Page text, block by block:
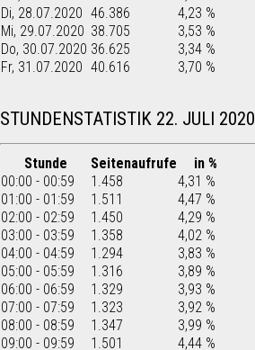
Di, 28.07.2020 46.386 4,23 %
Mi, 29.07.2020 38.705 3,53 %
Do, 30.07.2020 36.625 3,34 %
Fr, 31.07.2020 40.616 3,70 %
STUNDENSTATISTIK 22. JULI 2020
Stunde Seitenaufrufe in %
00:00 - 00:59
1.458 4,31 %
01:00 - 01:59
1.511 4,47 %
02:00 - 02:59
1.450 4,29 %
03:00 - 03:59
1.358 4,02 %
04:00 - 04:59
1.294 3,83 %
05:00 - 05:59
1.316 3,89 %
06:00 - 06:59
1.329 3,93 %
07:00 - 07:59
1.323 3,92 %
08:00 - 08:59
1.347 3,99 %
09:00 - 09:59
1.501 4,44 %